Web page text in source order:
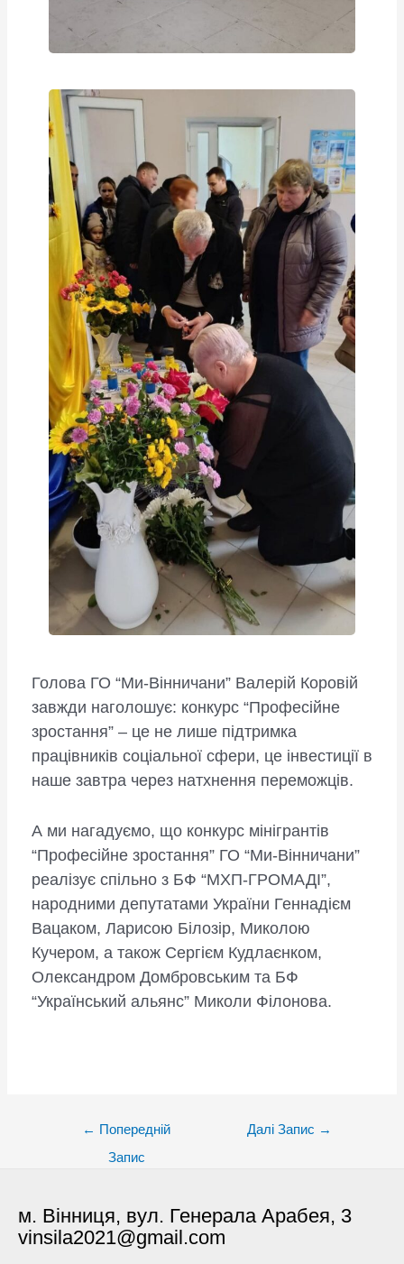
Голова ГО “Ми-Вінничани” Валерій Коровій
завжди наголошує: конкурс “Професійне
зростання” – це не лише підтримка
працівників соціальної сфери, це інвестиції в
наше завтра через натхнення переможців.
А ми нагадуємо, що конкурс мінігрантів
“Професійне зростання” ГО “Ми-Вінничани”
реалізує спільно з БФ “МХП-ГРОМАДІ”,
народними депутатами України Геннадієм
Вацаком, Ларисою Білозір, Миколою
Кучером, а також Сергієм Кудлаєнком,
Олександром Домбровським та БФ
“Український альянс” Миколи Філонова.
← Попередній
Запис
Далі Запис →
м. Вінниця, вул. Генерала Арабея, 3
vinsila2021@gmail.com